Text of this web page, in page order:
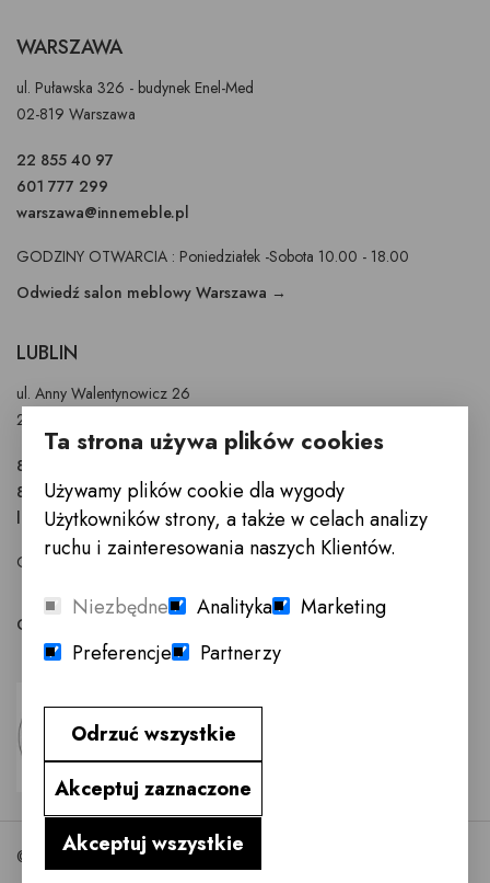
WARSZAWA
ul. Puławska 326 - budynek Enel-Med
02-819 Warszawa
22 855 40 97
601 777 299
warszawa@innemeble.pl
GODZINY OTWARCIA : Poniedziałek -Sobota 10.00 - 18.00
Odwiedź salon meblowy Warszawa →
LUBLIN
ul. Anny Walentynowicz 26
20-328 Lublin
81 745 9630
81 745 9631
lublin@innemeble.pl
GODZINY OTWARCIA : Poniedziałek - Sobota 10.00 - 18.00
Odwiedź salon meblowy Lublin →
©2026 InneMeble.pl
Ta strona używa plików cookies
Używamy plików cookie dla wygody
Użytkowników strony, a także w celach analizy
ruchu i zainteresowania naszych Klientów.
Niezbędne Analityka
Marketing
Preferencje
Partnerzy
Odrzuć wszystkie
Akceptuj zaznaczone
Akceptuj wszystkie